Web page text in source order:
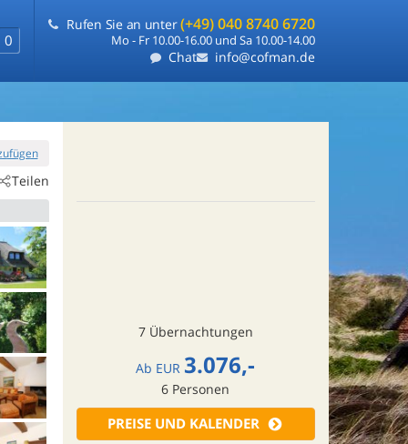
0
Rufen Sie an unter(+49) 040 8740 6720
Mo - Fr 10.00-16.00 und Sa 10.00-14.00
Chat info@cofman.de
Teilen
7 Übernachtungen
Ab EUR 3.076,-
6 Personen
PREISE UND KALENDER